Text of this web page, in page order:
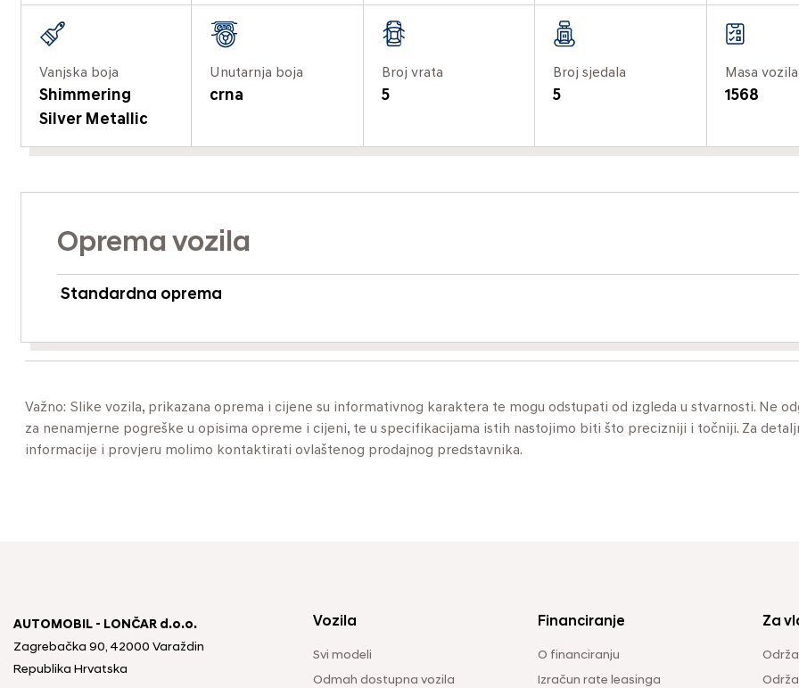
Vanjska boja
Shimmering
Silver Metallic
Unutarnja boja
crna
Broj vrata
5
Broj sjedala
5
Masa
1568
Oprema vozila
Standardna oprema
Važno: Slike vozila, prikazana oprema i cijene su informativnog karaktera te mogu odstupati od izgleda u stvarnosti. Ne
za nenamjerne pogreške u opisima opreme i cijeni, te u specifikacijama istih nastojimo biti što precizniji i točniji. Za
informacije i provjeru molimo kontaktirati ovlaštenog prodajnog predstavnika.
AUTOMOBIL - LONČAR d.o.o.
Zagrebačka 90, 42000 Varaždin
Republika Hrvatska
Vozila
Svi modeli
Odmah dostupna vozila
Financiranje
O financiranju
Izračun rate leasinga
Za